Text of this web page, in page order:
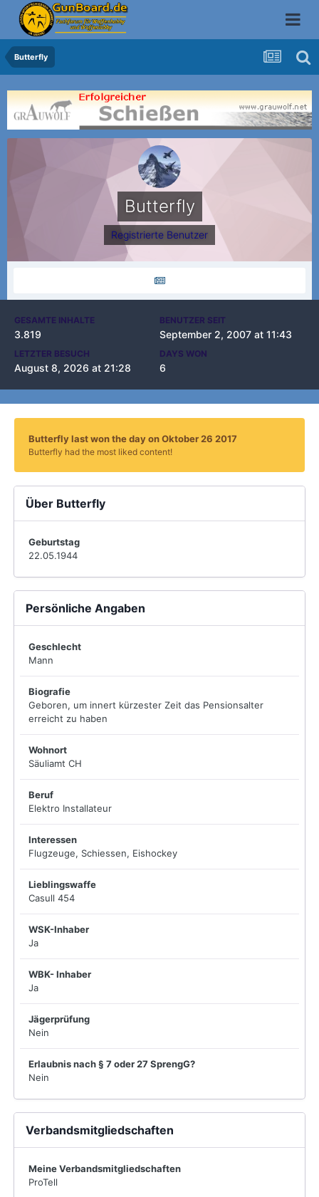
Butterfly
Butterfly
Registrierte Benutzer
GESAMTE INHALTE
3.819
BENUTZER SEIT
September 2, 2007 at 11:43
LETZTER BESUCH
August 8, 2026 at 21:28
DAYS WON
6
Butterfly last won the day on Oktober 26 2017
Butterfly had the most liked content!
Über Butterfly
Geburtstag
22.05.1944
Persönliche Angaben
Geschlecht
Mann
Biografie
Geboren, um innert kürzester Zeit das Pensionsalter
erreicht zu haben
Wohnort
Säuliamt CH
Beruf
Elektro Installateur
Interessen
Flugzeuge, Schiessen, Eishockey
Lieblingswaffe
Casull 454
WSK-Inhaber
Ja
WBK- Inhaber
Ja
Jägerprüfung
Nein
Erlaubnis nach § 7 oder 27 SprengG?
Nein
Verbandsmitgliedschaften
Meine Verbandsmitgliedschaften
ProTell